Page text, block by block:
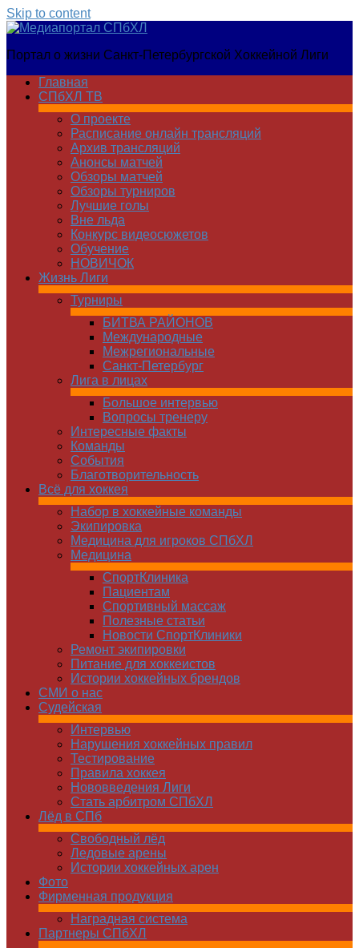
Skip to content
Медиапортал
Портал о жизни Санкт-Петербургской Хоккейной Лиги
Главная
СПбХЛ ТВ
О проекте
Расписание онлайн трансляций
Архив трансляций
Анонсы матчей
Обзоры матчей
Обзоры турниров
Лучшие голы
Вне льда
Конкурс видеосюжетов
Обучение
НОВИЧОК
Жизнь Лиги
Турниры
БИТВА РАЙОНОВ
Международные
Межрегиональные
Санкт-Петербург
Лига в лицах
Большое интервью
Вопросы тренеру
Интересные факты
Команды
Cобытия
Благотворительность
Всё для хоккея
Набор в хоккейные команды
Экипировка
Медицина для игроков СПбХЛ
Медицина
СпортКлиника
Пациентам
Спортивный массаж
Полезные статьи
Новости СпортКлиники
Ремонт экипировки
Питание для хоккеистов
Истории хоккейных брендов
СМИ о нас
Судейская
Интервью
Нарушения хоккейных правил
Тестирование
Правила хоккея
Нововведения Лиги
Стать арбитром СПбХЛ
Лёд в СПб
Свободный лёд
Ледовые арены
Истории хоккейных арен
Фото
Фирменная продукция
Наградная система
Партнеры СПбХЛ